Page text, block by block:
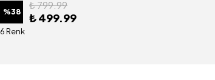
%38
₺ 799.99
₺ 499.99
6 Renk